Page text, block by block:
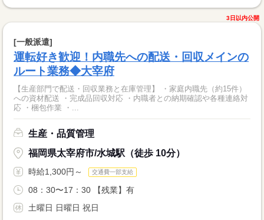
3日以内公開
[一般派遣]
運転好き歓迎！内職先への配送・回収メインの
ルート業務◆大宰府
【生産部門で配送・回収業務と在庫管理】 ・家庭内職先（約15件）
への資材配送 ・完成品回収対応 ・内職者との納期確認や各種連絡対
応 ・梱包作業 ・...
生産・品質管理
福岡県太宰府市/水城駅（徒歩 10分）
時給1,300円～ 交通費一部支給
08：30〜17：30 【残業】有
土曜日 日曜日 祝日